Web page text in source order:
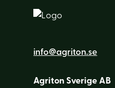
info@agriton.se
Agriton Sverige AB